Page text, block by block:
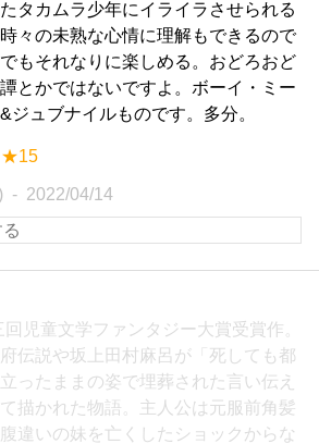
タカムラ少年にイライラさせられる
々の未熟な心情に理解もできるので
もそれなりに楽しめる。おどろおど
とかではないですよ。ボーイ・ミー
ジュブナイルものです。多分。
★15
2022/04/14
回児童文学ファンタジー大賞受賞作。
伝説や坂上田村麻呂が「死しても都
ったままの姿で埋葬された言い伝え
描かれた物語。主人公は元服前角髪
違いの妹を亡くしたショックからな